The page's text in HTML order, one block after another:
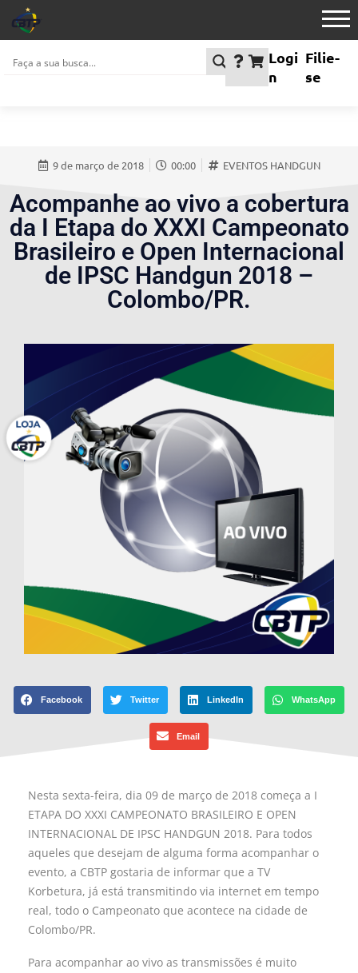
Logi
n
Filie-
se
9 de março de 2018 00:00 EVENTOS HANDGUN
Acompanhe ao vivo a cobertura
da I Etapa do XXXI Campeonato
Brasileiro e Open Internacional
de IPSC Handgun 2018 –
Colombo/PR.
Facebook Twitter LinkedIn WhatsApp
Email
Nesta sexta-feira, dia 09 de março de 2018 começa a I
ETAPA DO XXXI CAMPEONATO BRASILEIRO E OPEN
INTERNACIONAL DE IPSC HANDGUN 2018. Para todos
aqueles que desejam de alguma forma acompanhar o
evento, a CBTP gostaria de informar que a TV
Korbetura, já está transmitindo via internet em tempo
real, todo o Campeonato que acontece na cidade de
Colombo/PR.
Para acompanhar ao vivo as transmissões é muito